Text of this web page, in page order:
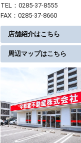
TEL：0285-37-8555
FAX：0285-37-8660
店舗紹介はこちら
周辺マップはこちら